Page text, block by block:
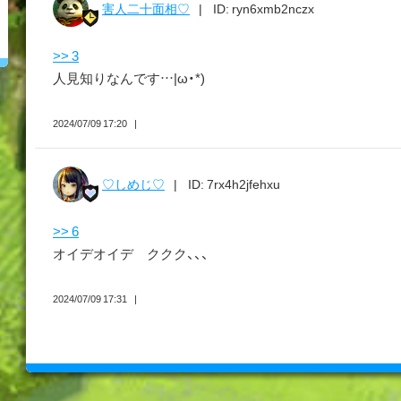
害人二十面相♡ ID: ryn6xmb2nczx
>> 3
人見知りなんです…|ω・*)
2024/07/09 17:20
♡しめじ♡ ID: 7rx4h2jfehxu
>> 6
オイデオイデ ククク、、、
2024/07/09 17:31